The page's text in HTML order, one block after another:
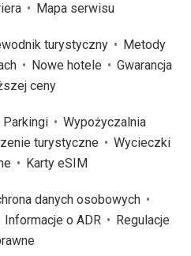
Mapa serwisu
turystyczny
Metody
Nowe hotele
Gwarancja
ceny
Parkingi
Wypożyczalnia
turystyczne
Wycieczki
Karty eSIM
danych osobowych
Informacje o ADR
Regulacje